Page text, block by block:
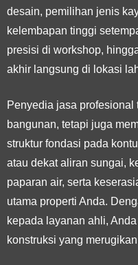
desain, pemilihan jenis
kelembapan tinggi
presisi di workshop,
akhir langsung di lokasi
Penyedia jasa
bangunan, tetapi juga
struktur fondasi pada
atau dekat aliran sungai,
paparan air, serta
utama properti Anda.
kepada layanan ahli,
konstruksi yang